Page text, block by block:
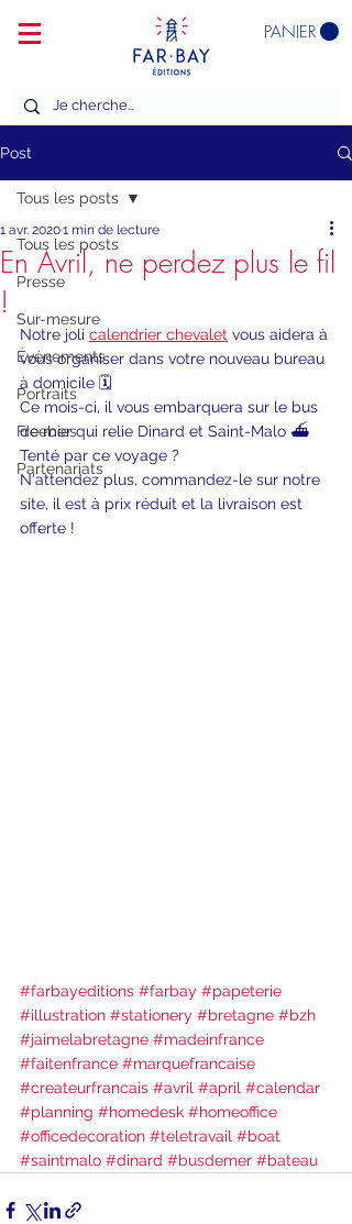
PANIER
Post
Tous les posts
Presse
Sur-mesure
Événements
Portraits
Freebies
Partenariats
Tous les posts
En Avril, ne perdez plus le fil
!
1 avr. 20201 min de lecture
Notre joli calendrier chevalet vous aidera à
vous organiser dans votre nouveau bureau
à domicile 🗓️
Ce mois-ci, il vous embarquera sur le bus
de mer qui relie Dinard et Saint-Malo ⛴️
Tenté par ce voyage ?
N'attendez plus, commandez-le sur notre
site, il est à prix réduit et la livraison est
offerte !
#farbayeditions #farbay #papeterie
#illustration #stationery #bretagne #bzh
#jaimelabretagne #madeinfrance
#faitenfrance #marquefrancaise
#createurfrancais #avril #april #calendar
#planning #homedesk #homeoffice
#officedecoration #teletravail #boat
#saintmalo #dinard #busdemer #bateau